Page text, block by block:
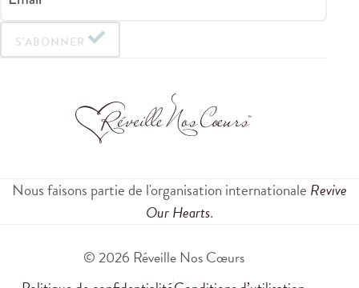
S'ABONNER
Nous faisons partie de l'organisation internationale Revive
Our Hearts.
© 2026 Réveille Nos Cœurs